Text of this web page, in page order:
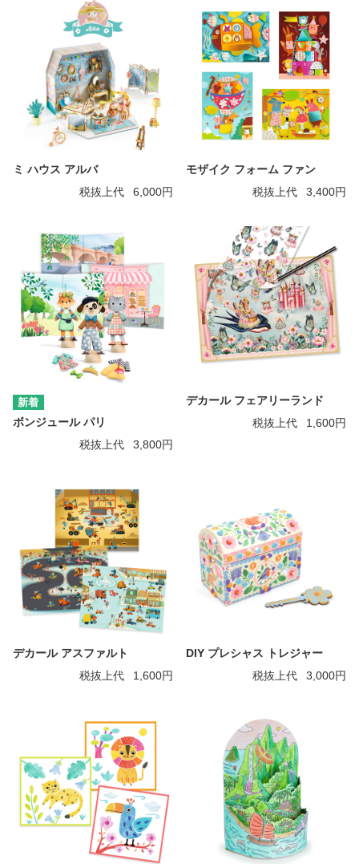
ミ ハウス アルバ
税抜上代
6,000円
モザイク フォーム ファン
税抜上代
3,400円
ボンジュール パリ
税抜上代
3,800円
デカール フェアリーランド
税抜上代
1,600円
デカール アスファルト
税抜上代
1,600円
DIY プレシャス トレジャー
税抜上代
3,000円